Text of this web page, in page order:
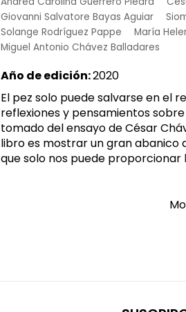
Giovanni Salvatore Bayas Aguiar
Solange Rodríguez Pappe
María
Miguel Antonio Chávez Balladares
Año de edición:2020
El pez solo puede salvarse en el
reflexiones y pensamientos
tomado del ensayo de César
libro es mostrar un gran abanico
que solo nos puede proporcionar